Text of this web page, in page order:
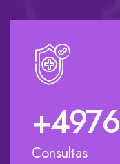
+5000
Consultas